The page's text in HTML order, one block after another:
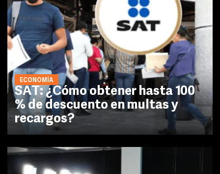
ECONOMÍA
SAT: ¿Cómo obtener hasta 100
% de descuento en multas y
recargos?